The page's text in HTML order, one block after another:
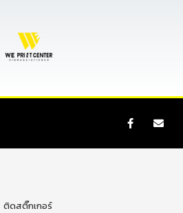
ติดสติ๊กเกอร์